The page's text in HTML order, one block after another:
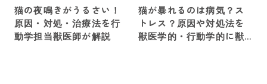
猫の夜鳴きがうるさい！
原因・対処・治療法を行
動学担当獣医師が解説
猫が暴れるのは病気？ス
トレス？原因や対処法を
獣医学的・行動学的に獣